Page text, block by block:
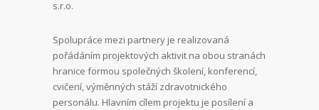
s.r.o.
Spolupráce mezi partnery je realizovaná
pořádáním projektových aktivit na obou stranách
hranice formou společných školení, konferencí,
cvičení, výměnných stáží zdravotnického
personálu. Hlavním cílem projektu je posílení a